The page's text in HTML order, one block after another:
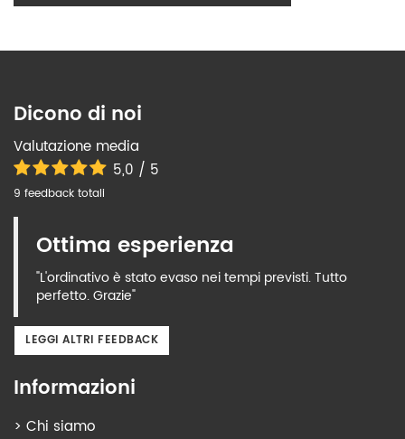
Dicono di noi
Valutazione media
5,0 / 5
9 feedback totali
Ottima esperienza
"L'ordinativo è stato evaso nei tempi previsti. Tutto
perfetto. Grazie"
LEGGI ALTRI FEEDBACK
Informazioni
> Chi siamo